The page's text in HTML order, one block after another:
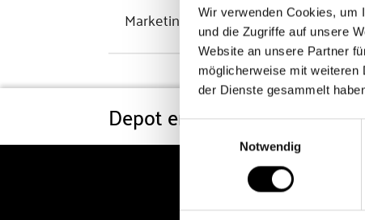
Wir verwenden Cookies, um
und die Zugriffe auf unsere
Website an unsere Partner
möglicherweise mit weiteren
der Dienste gesammelt
Einwilligungsauswahl
Notwendig
Marketinghinweis
Depot eröffnen